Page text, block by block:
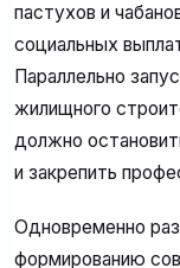
пастухов и
социальных
Параллельно
жилищного
должно
и закрепить
Одновременно
формированию